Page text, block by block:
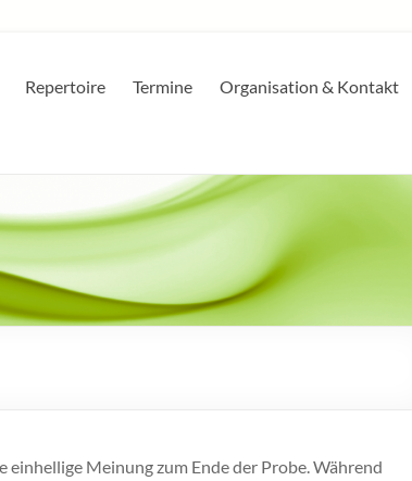
Repertoire Termine Organisation & Kontakt
Meinung zum Ende der Probe. Während